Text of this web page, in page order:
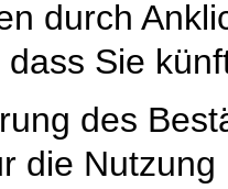
durch
Sie
des
die